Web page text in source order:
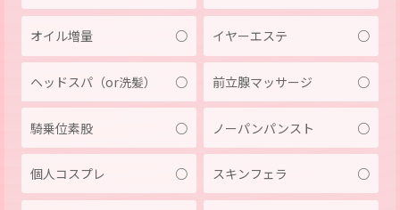
オイル増量 ○ イヤーエステ ○
ヘッドスパ（or洗髪） ○ 前立腺マッサージ ○
騎乗位素股 ○ ノーパンパンスト ○
個人コスプレ ○ スキンフェラ ○